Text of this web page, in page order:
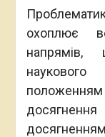
охоплює
напрямів,